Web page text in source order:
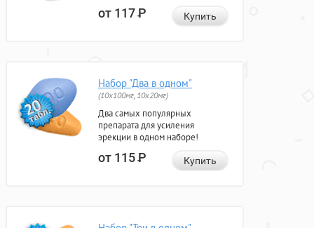
от 117Р Купить
Набор "Два в одном"
(10x100мг, 10x20мг)
Два самых популярных
препарата для усиления
эрекции в одном наборе!
от 115Р Купить